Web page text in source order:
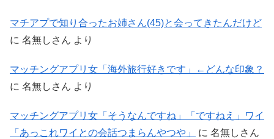
マチアプで知り合ったお姉さん(45)と会ってきたんだけど
に 名無しさん より
マッチングアプリ女「海外旅行好きです」←どんな印象？
に 名無しさん より
マッチングアプリ女「そうなんですね」「ですねえ」ワイ
「あっこれワイとの会話つまらんやつや」
に 名無しさん